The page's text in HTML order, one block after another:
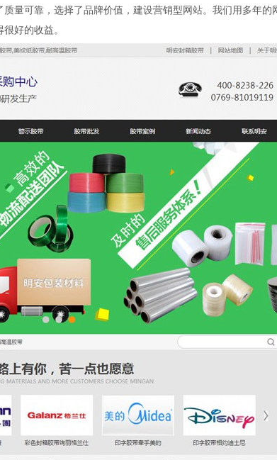
量可靠，选择了品牌价值，建设营销型网站。我们用多年的
好的收益。